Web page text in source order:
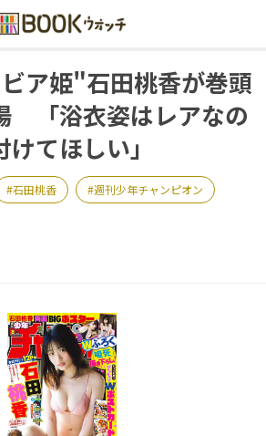
ア姫"石田桃香が巻頭
「浴衣姿はレアなの
てほしい」
石田桃香 週刊少年チャンピオン